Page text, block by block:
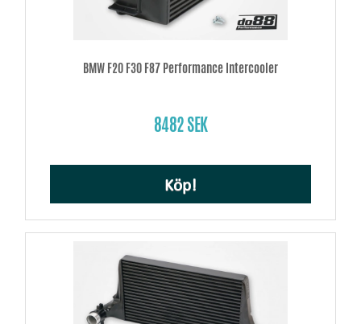
BMW F20 F30 F87 Performance Intercooler
8482 SEK
Köp!